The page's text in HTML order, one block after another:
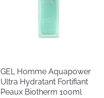
GEL Homme Aquapower
Ultra Hydratant Fortifiant
Peaux Biotherm 100ml